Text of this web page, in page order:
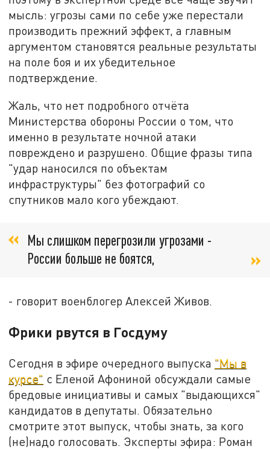
мысль: угрозы сами по себе уже перестали
производить прежний эффект, а главным
аргументом становятся реальные результаты
на поле боя и их убедительное
подтверждение.
Жаль, что нет подробного отчёта
Министерства обороны России о том, что
именно в результате ночной атаки
повреждено и разрушено. Общие фразы типа
"удар наносился по объектам
инфраструктуры" без фотографий со
спутников мало кого убеждают.
Мы слишком перегрозили угрозами -
России больше не боятся,
- говорит военблогер Алексей Живов.
Фрики рвутся в Госдуму
Сегодня в эфире очередного выпуска "Мы в
курсе" с Еленой Афониной обсуждали самые
бредовые инициативы и самых "выдающихся"
кандидатов в депутаты. Обязательно
смотрите этот выпуск, чтобы знать, за кого
(не)надо голосовать. Эксперты эфира: Роман